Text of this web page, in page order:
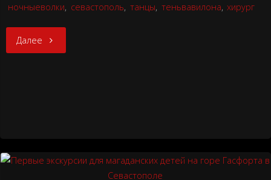
ночныеволки, севастополь, танцы, теньвавилона, хирург
Далее "«Лучшее